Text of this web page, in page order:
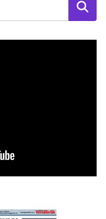
Ara